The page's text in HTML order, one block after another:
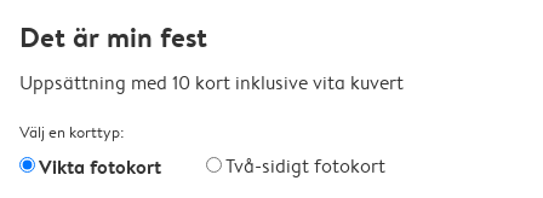
Det är min fest
Uppsättning med 10 kort inklusive vita kuvert
Välj en korttyp:
Vikta fotokort Två-sidigt fotokort